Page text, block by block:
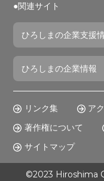
●関連サイト
ひろしまの企業支援
ひろしまの企業情報
リンク集 ア
著作権について
サイトマップ
©2023 Hiroshima